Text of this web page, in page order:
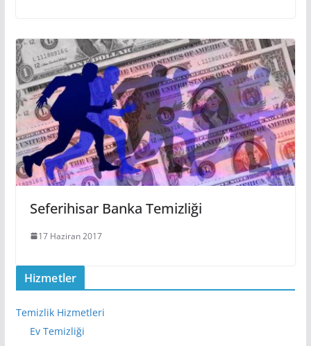
Seferihisar Banka Temizliği
17 Haziran 2017
Hizmetler
Temizlik Hizmetleri
Ev Temizliği